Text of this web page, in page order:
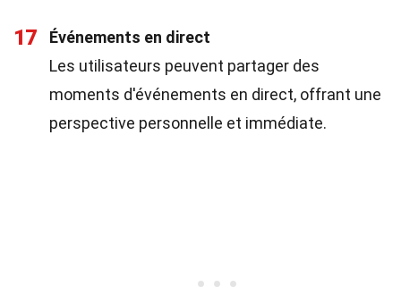
17
Événements en direct
Les utilisateurs peuvent partager des
moments d'événements en direct, offrant une
perspective personnelle et immédiate.